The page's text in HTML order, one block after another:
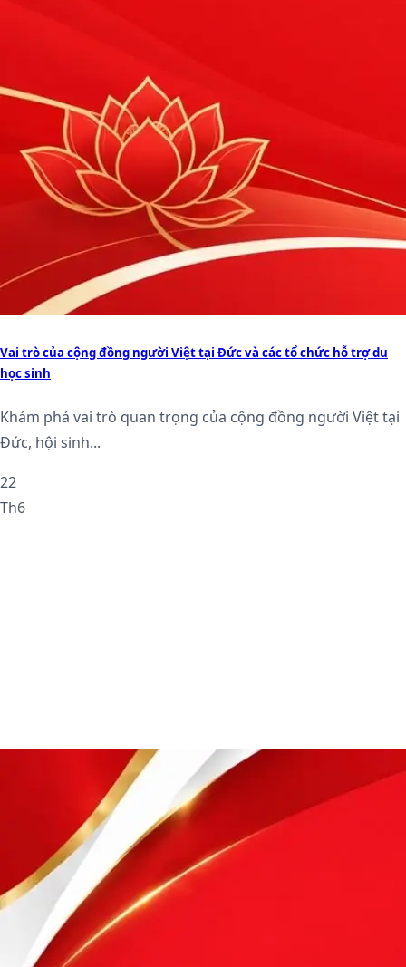
Vai trò của cộng đồng người Việt tại Đức và các tổ chức hỗ trợ du
học sinh
Khám phá vai trò quan trọng của cộng đồng người Việt tại
Đức, hội sinh...
22
Th6